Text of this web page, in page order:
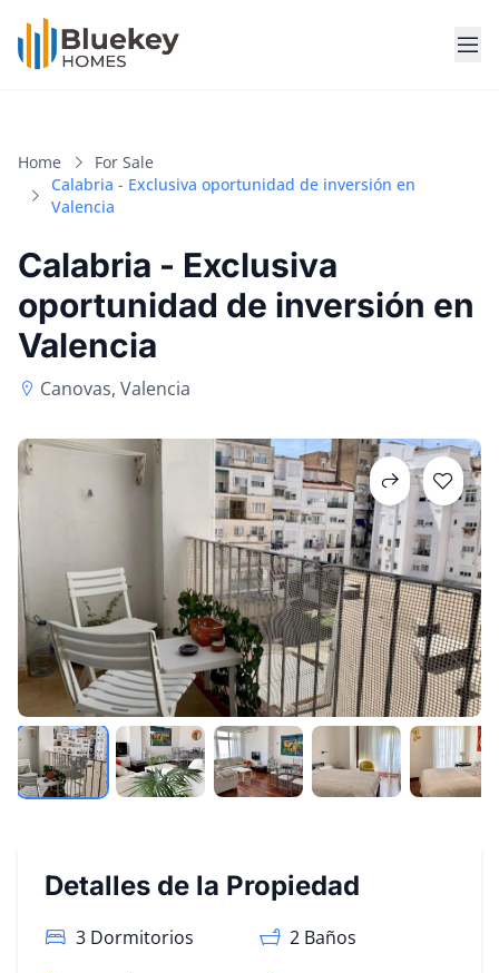
Home
For Sale
Calabria - Exclusiva oportunidad de inversión en
Valencia
Calabria - Exclusiva
oportunidad de inversión en
Valencia
Canovas, Valencia
Detalles de la Propiedad
3 Dormitorios 2 Baños